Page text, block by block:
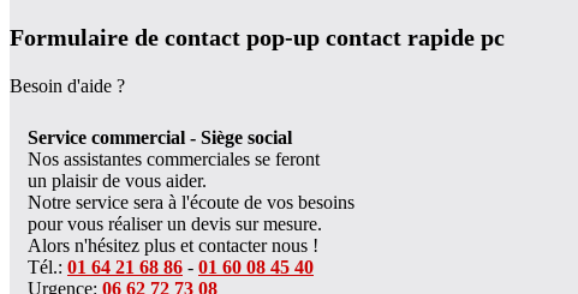
Formulaire de contact pop-up contact rapide pc
Besoin d'aide ?
Service commercial - Siège social
Nos assistantes commerciales se feront
un plaisir de vous aider.
Notre service sera à l'écoute de vos besoins
pour vous réaliser un devis sur mesure.
Alors n'hésitez plus et contacter nous !
Tél.: 01 64 21 68 86 - 01 60 08 45 40
Urgence: 06 62 72 73 08